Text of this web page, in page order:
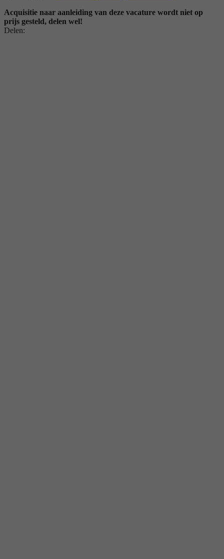
Acquisitie naar aanleiding van deze vacature wordt niet op
prijs gesteld, delen wel!
Delen: